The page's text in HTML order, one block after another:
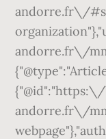
andorre.fr\/
andorre.fr\/
andorre.fr\/